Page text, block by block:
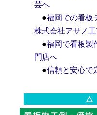
芸へ
●福岡での看板
株式会社アサノ
●福岡で看板製
門店へ
●信頼と安心で
△